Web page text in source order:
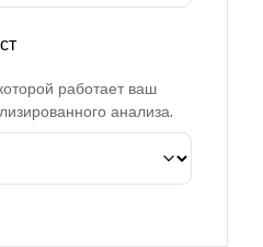
работает ваш
анализа.